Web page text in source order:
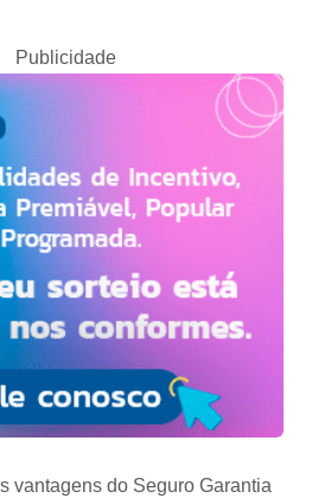
Publicidade
vantagens do Seguro Garantia